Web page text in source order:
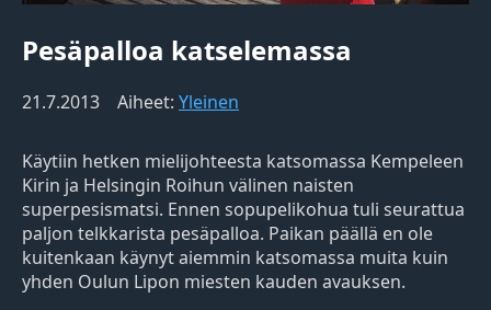
Pesäpalloa katselemassa
21.7.2013 Aiheet: Yleinen
Käytiin hetken mielijohteesta katsomassa Kempeleen
Kirin ja Helsingin Roihun välinen naisten
superpesismatsi. Ennen sopupelikohua tuli seurattua
paljon telkkarista pesäpalloa. Paikan päällä en ole
kuitenkaan käynyt aiemmin katsomassa muita kuin
yhden Oulun Lipon miesten kauden avauksen.